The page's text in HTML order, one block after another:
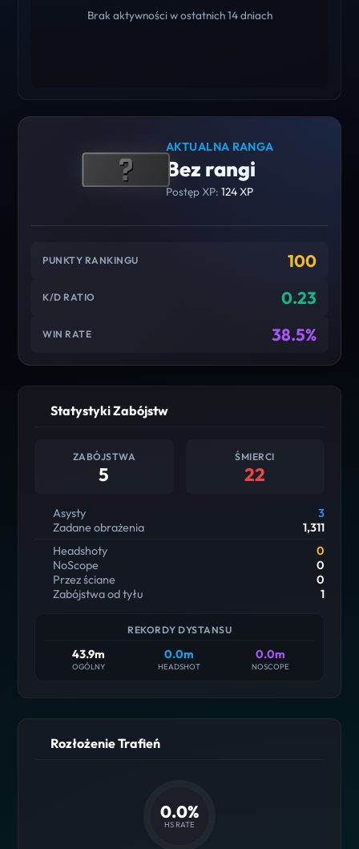
Brak aktywności w ostatnich 14 dniach
AKTUALNA RANGA
Bez rangi
Postęp XP: 124 XP
PUNKTY RANKINGU 100
K/D RATIO 0.23
WIN RATE 38.5%
Statystyki Zabójstw
ZABÓJSTWA
5
ŚMIERCI
22
Asysty
3
Zadane obrażenia
1,311
Headshoty
0
NoScope
0
Przez ściane
0
Zabójstwa od tyłu
1
REKORDY DYSTANSU
43.9m
OGÓLNY
0.0m
HEADSHOT
0.0m
NOSCOPE
Rozłożenie Trafień
0.0%
HS RATE